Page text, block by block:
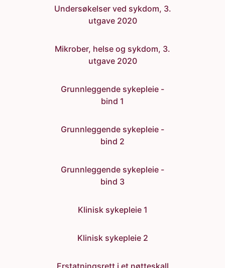
Undersøkelser ved sykdom, 3.
utgave 2020
Mikrober, helse og sykdom, 3.
utgave 2020
Grunnleggende sykepleie -
bind 1
Grunnleggende sykepleie -
bind 2
Grunnleggende sykepleie -
bind 3
Klinisk sykepleie 1
Klinisk sykepleie 2
Erstatningsrett i et nøtteskall